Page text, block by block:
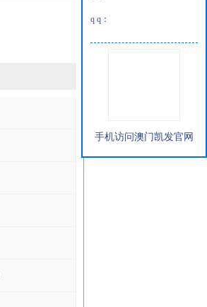
q q：
手机访问澳门凯发官网